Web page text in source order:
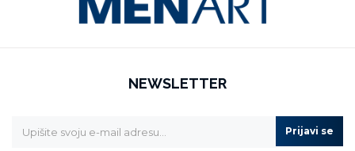
NEWSLETTER
Prijavi se